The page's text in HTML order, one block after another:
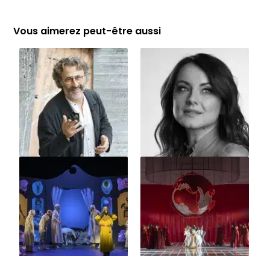
Vous aimerez peut-être aussi